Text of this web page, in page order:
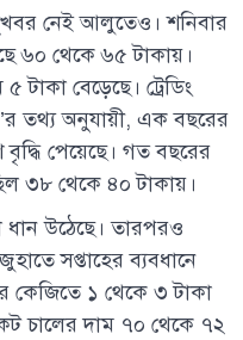
নেই আলুতেও। শনিবার
৬০ থেকে ৬৫ টাকায়।
টাকা বেড়েছে। ট্রেডিং
তথ্য অনুযায়ী, এক বছরের
পেয়েছে। গত বছরের
৩৮ থেকে ৪০ টাকায়।
ধান উঠেছে। তারপরও
সপ্তাহের ব্যবধানে
কেজিতে ১ থেকে ৩ টাকা
চালের দাম ৭০ থেকে ৭২